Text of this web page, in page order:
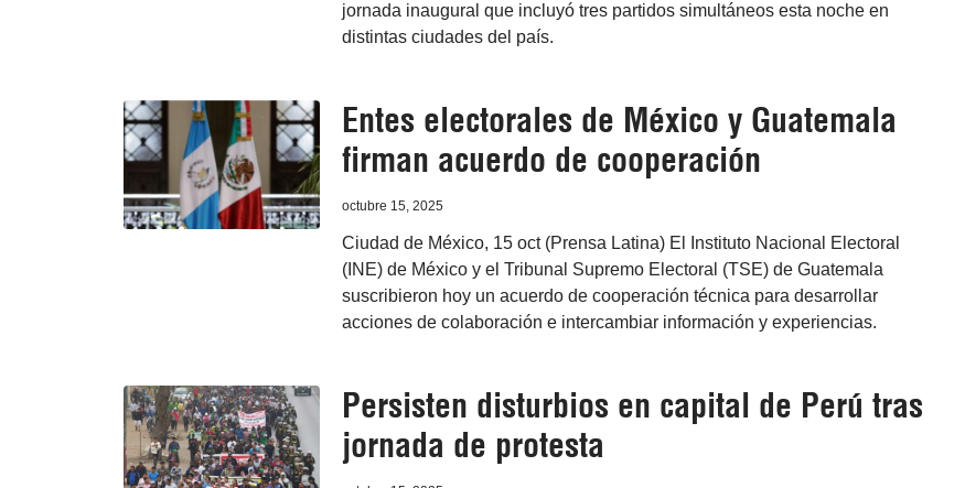
jornada inaugural que incluyó tres partidos simultáneos esta noche en
distintas ciudades del país.
Entes electorales de México y Guatemala
firman acuerdo de cooperación
octubre 15, 2025
Ciudad de México, 15 oct (Prensa Latina) El Instituto Nacional Electoral
(INE) de México y el Tribunal Supremo Electoral (TSE) de Guatemala
suscribieron hoy un acuerdo de cooperación técnica para desarrollar
acciones de colaboración e intercambiar información y experiencias.
Persisten disturbios en capital de Perú tras
jornada de protesta